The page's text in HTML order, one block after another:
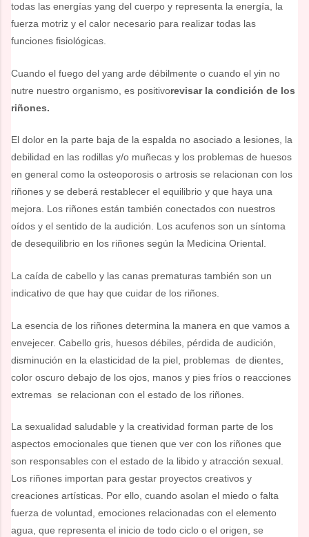
todas las energías yang del cuerpo y representa la energía, la
fuerza motriz y el calor necesario para realizar todas las
funciones fisiológicas.
Cuando el fuego del yang arde débilmente o cuando el yin no
nutre nuestro organismo, es positivorevisar la condición de los
riñones.
El dolor en la parte baja de la espalda no asociado a lesiones, la
debilidad en las rodillas y/o muñecas y los problemas de huesos
en general como la osteoporosis o artrosis se relacionan con los
riñones y se deberá restablecer el equilibrio y que haya una
mejora. Los riñones están también conectados con nuestros
oídos y el sentido de la audición. Los acufenos son un síntoma
de desequilibrio en los riñones según la Medicina Oriental.
La caída de cabello y las canas prematuras también son un
indicativo de que hay que cuidar de los riñones.
La esencia de los riñones determina la manera en que vamos a
envejecer. Cabello gris, huesos débiles, pérdida de audición,
disminución en la elasticidad de la piel, problemas de dientes,
color oscuro debajo de los ojos, manos y pies fríos o reacciones
extremas se relacionan con el estado de los riñones.
La sexualidad saludable y la creatividad forman parte de los
aspectos emocionales que tienen que ver con los riñones que
son responsables con el estado de la libido y atracción sexual.
Los riñones importan para gestar proyectos creativos y
creaciones artísticas. Por ello, cuando asolan el miedo o falta
fuerza de voluntad, emociones relacionadas con el elemento
agua, que representa el inicio de todo ciclo o el origen, se